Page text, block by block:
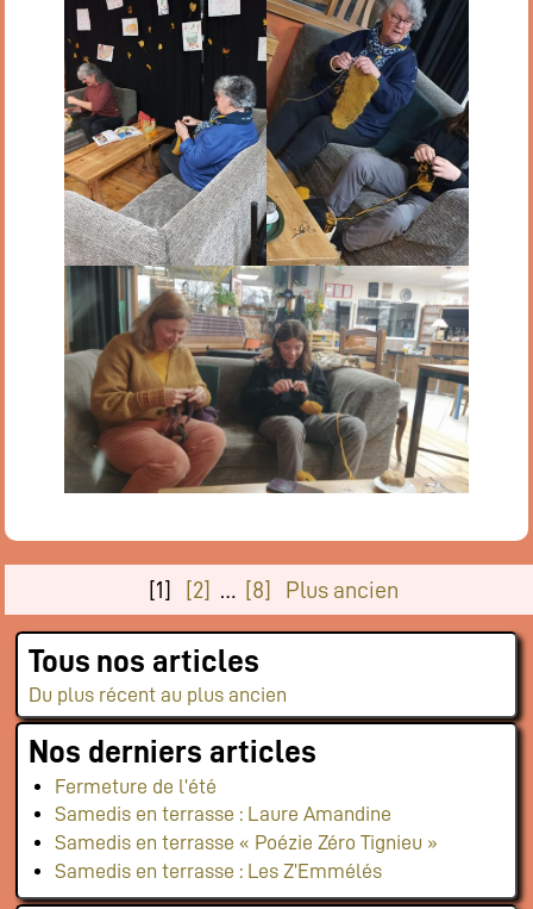
[1] [2] … [8] Plus ancien
Tous nos articles
Du plus récent au plus ancien
Nos derniers articles
Fermeture de l’été
Samedis en terrasse : Laure Amandine
Samedis en terrasse « Poézie Zéro Tignieu »
Samedis en terrasse : Les Z’Emmélés